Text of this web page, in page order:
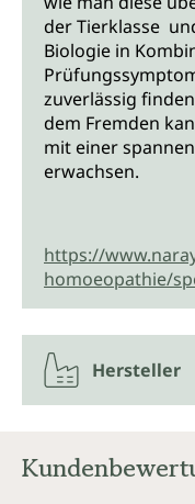
der Tierklasse
Biologie in
zuverlässig
dem Fremden
mit einer
erwachsen.
https://
homoeopathie/
Hersteller